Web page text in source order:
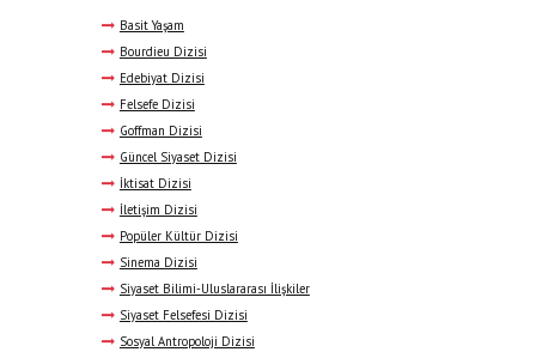
Basit Yaşam
Bourdieu Dizisi
Edebiyat Dizisi
Felsefe Dizisi
Goffman Dizisi
Güncel Siyaset Dizisi
İktisat Dizisi
İletişim Dizisi
Popüler Kültür Dizisi
Sinema Dizisi
Siyaset Bilimi-Uluslararası İlişkiler
Siyaset Felsefesi Dizisi
Sosyal Antropoloji Dizisi